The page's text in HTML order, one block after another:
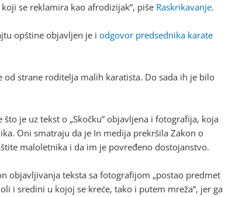
se reklamira kao afrodizijak”, piše Raskrikavanje.
opštine objavljen je i odgovor predsednika karate
od strane roditelja malih karatista. Do sada ih je bilo
je uz tekst o „Skočku” objavljena i fotografija, koja
Oni smatraju da je In medija prekršila Zakon o
maloletnika i da im je povređeno dostojanstvo.
objavljivanja teksta sa fotografijom „postao predmet
i sredini u kojoj se kreće, tako i putem mreža“, jer ga